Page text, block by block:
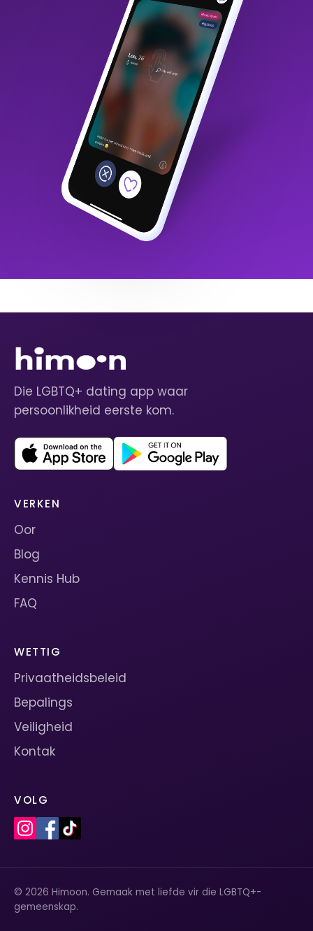
Die LGBTQ+ dating app waar
persoonlikheid eerste kom.
VERKEN
Oor
Blog
Kennis Hub
FAQ
WETTIG
Privaatheidsbeleid
Bepalings
Veiligheid
Kontak
VOLG
© 2026 Himoon. Gemaak met liefde vir die LGBTQ+-
gemeenskap.